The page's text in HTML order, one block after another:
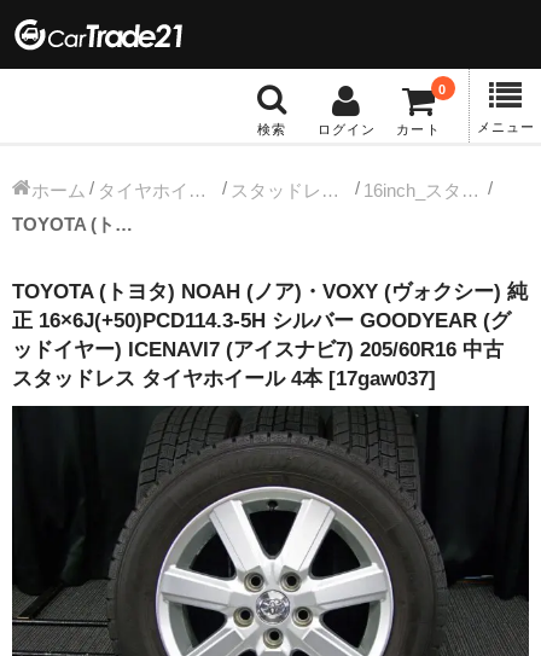
検索 ログイン カート
0
メニュー
冬タイヤホイール
13インチ：冬タイヤホイール
14インチ：冬タイヤホイール
15インチ：冬タイヤホイール
16インチ：冬タイヤホイール
17インチ：冬タイヤホイール
18インチ：冬タイヤホイール
ホーム タイヤホイールセット スタッドレス中古タイヤホイール
16inch_スタッドレス中古タイヤホイール
TOYOTA (トヨタ) NOAH (ノア)・VOXY (ヴォクシー) 純正 16×6J(+50)PCD114.3-5H シルバー GOODYEAR (グッドイヤー) ICENAVI7 (アイスナビ7) 205/60R16 中古 スタッドレス タイヤホイール 4本 [17gaw037]
TOYOTA (トヨタ) NOAH (ノア)・VOXY (ヴォクシー) 純
正 16×6J(+50)PCD114.3-5H シルバー GOODYEAR (グ
ッドイヤー) ICENAVI7 (アイスナビ7) 205/60R16 中古
スタッドレス タイヤホイール 4本 [17gaw037]